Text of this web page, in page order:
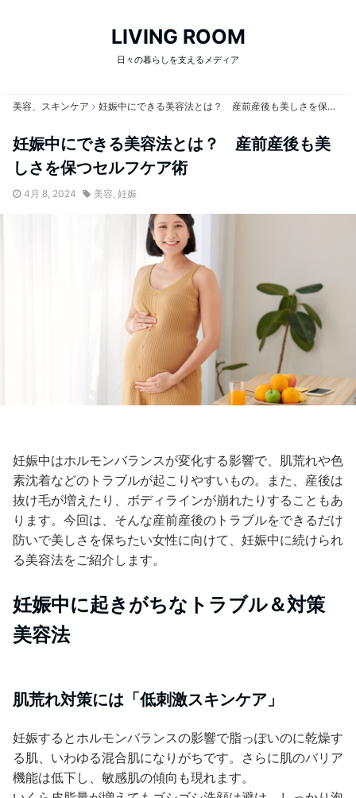
LIVING ROOM
日々の暮らしを支えるメディア
美容、スキンケア 妊娠中にできる美容法とは？ 産前産後も美しさを保つセルフケア術
妊娠中にできる美容法とは？ 産前産後も美
しさを保つセルフケア術
4月 8, 2024 美容, 妊娠
妊娠中はホルモンバランスが変化する影響で、肌荒れや色
素沈着などのトラブルが起こりやすいもの。また、産後は
抜け毛が増えたり、ボディラインが崩れたりすることもあ
ります。今回は、そんな産前産後のトラブルをできるだけ
防いで美しさを保ちたい女性に向けて、妊娠中に続けられ
る美容法をご紹介します。
妊娠中に起きがちなトラブル＆対策
美容法
肌荒れ対策には「低刺激スキンケア」
妊娠するとホルモンバランスの影響で脂っぽいのに乾燥す
る肌、いわゆる混合肌になりがちです。さらに肌のバリア
機能は低下し、敏感肌の傾向も現れます。